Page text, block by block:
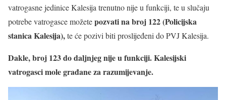
vatrogasne jedinice Kalesija trenutno nije u funkciji, te u slučaju
potrebe vatrogasce možetepozvati na broj 122 (Policijska
stanica Kalesija),te će pozivi biti proslijeđeni do PVJ Kalesija.
Dakle, broj 123 do daljnjeg nije u funkciji. Kalesijski
vatrogasci mole građane za razumijevanje.